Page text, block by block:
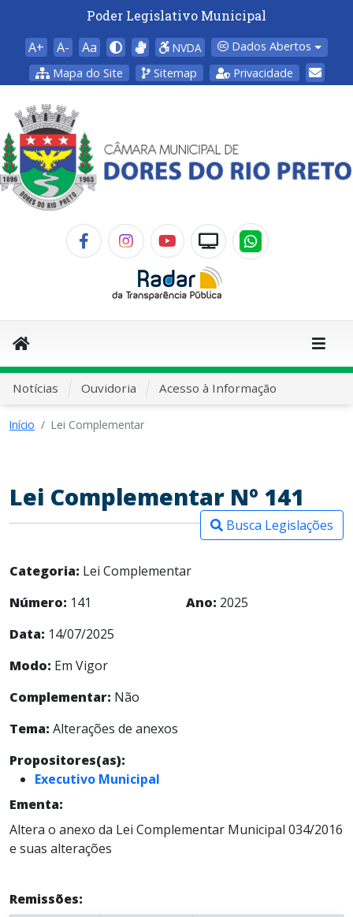
Poder Legislativo Municipal
A+ A- Aa NVDA
Dados Abertos
Mapa do Site
Sitemap Privacidade
Notícias Ouvidoria Acesso à Informação
Início Lei Complementar
Lei Complementar Nº 141
Busca Legislações
Categoria: Lei Complementar
Número: 141 Ano: 2025
Data: 14/07/2025
Modo: Em Vigor
Complementar: Não
Tema: Alterações de anexos
Propositores(as):
Executivo Municipal
Ementa:
Altera o anexo da Lei Complementar Municipal 034/2016
e suas alterações
Remissões: